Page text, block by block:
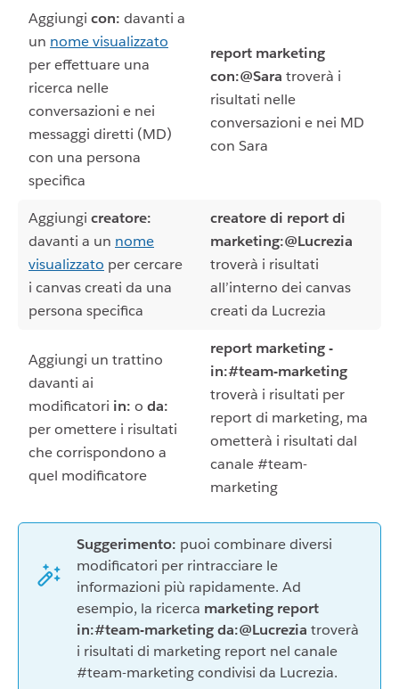
Aggiungi con: davanti a
un nome visualizzato
per effettuare una
ricerca nelle
conversazioni e nei
messaggi diretti (MD)
con una persona
specifica
report marketing
con:@Sara troverà i
risultati nelle
conversazioni e nei MD
con Sara
Aggiungi creatore:
davanti a un nome
visualizzato per cercare
i canvas creati da una
persona specifica
creatore di report di
marketing:@Lucrezia
troverà i risultati
all’interno dei canvas
creati da Lucrezia
Aggiungi un trattino
davanti ai
modificatori in: o da:
per omettere i risultati
che corrispondono a
quel modificatore
report marketing -
in:#team-marketing
troverà i risultati per
report di marketing, ma
ometterà i risultati dal
canale #team-
marketing
Suggerimento: puoi combinare diversi
modificatori per rintracciare le
informazioni più rapidamente. Ad
esempio, la ricerca marketing report
in:#team-marketing da:@Lucrezia troverà
i risultati di marketing report nel canale
#team-marketing condivisi da Lucrezia.